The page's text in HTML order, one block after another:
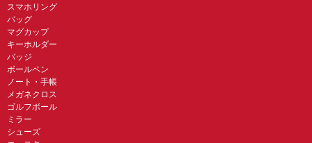
スマホリング
バッグ
マグカップ
キーホルダー
バッジ
ボールペン
ノート・手帳
メガネクロス
ゴルフボール
ミラー
シューズ